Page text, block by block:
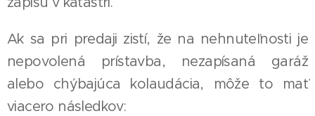
Ak sa pri predaji zistí, že na nehnuteľnosti je
nepovolená prístavba, nezapísaná garáž
alebo chýbajúca kolaudácia, môže to mať
viacero následkov: